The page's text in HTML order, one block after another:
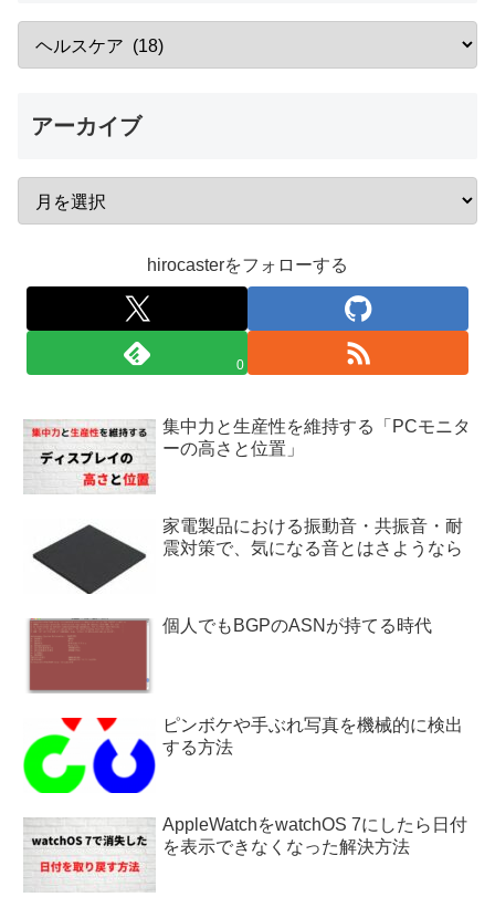
アーカイブ
hirocasterをフォローする
0
集中力と生産性を維持する「PCモニタ
ーの高さと位置」
家電製品における振動音・共振音・耐
震対策で、気になる音とはさようなら
個人でもBGPのASNが持てる時代
ピンボケや手ぶれ写真を機械的に検出
する方法
AppleWatchをwatchOS 7にしたら日付
を表示できなくなった解決方法